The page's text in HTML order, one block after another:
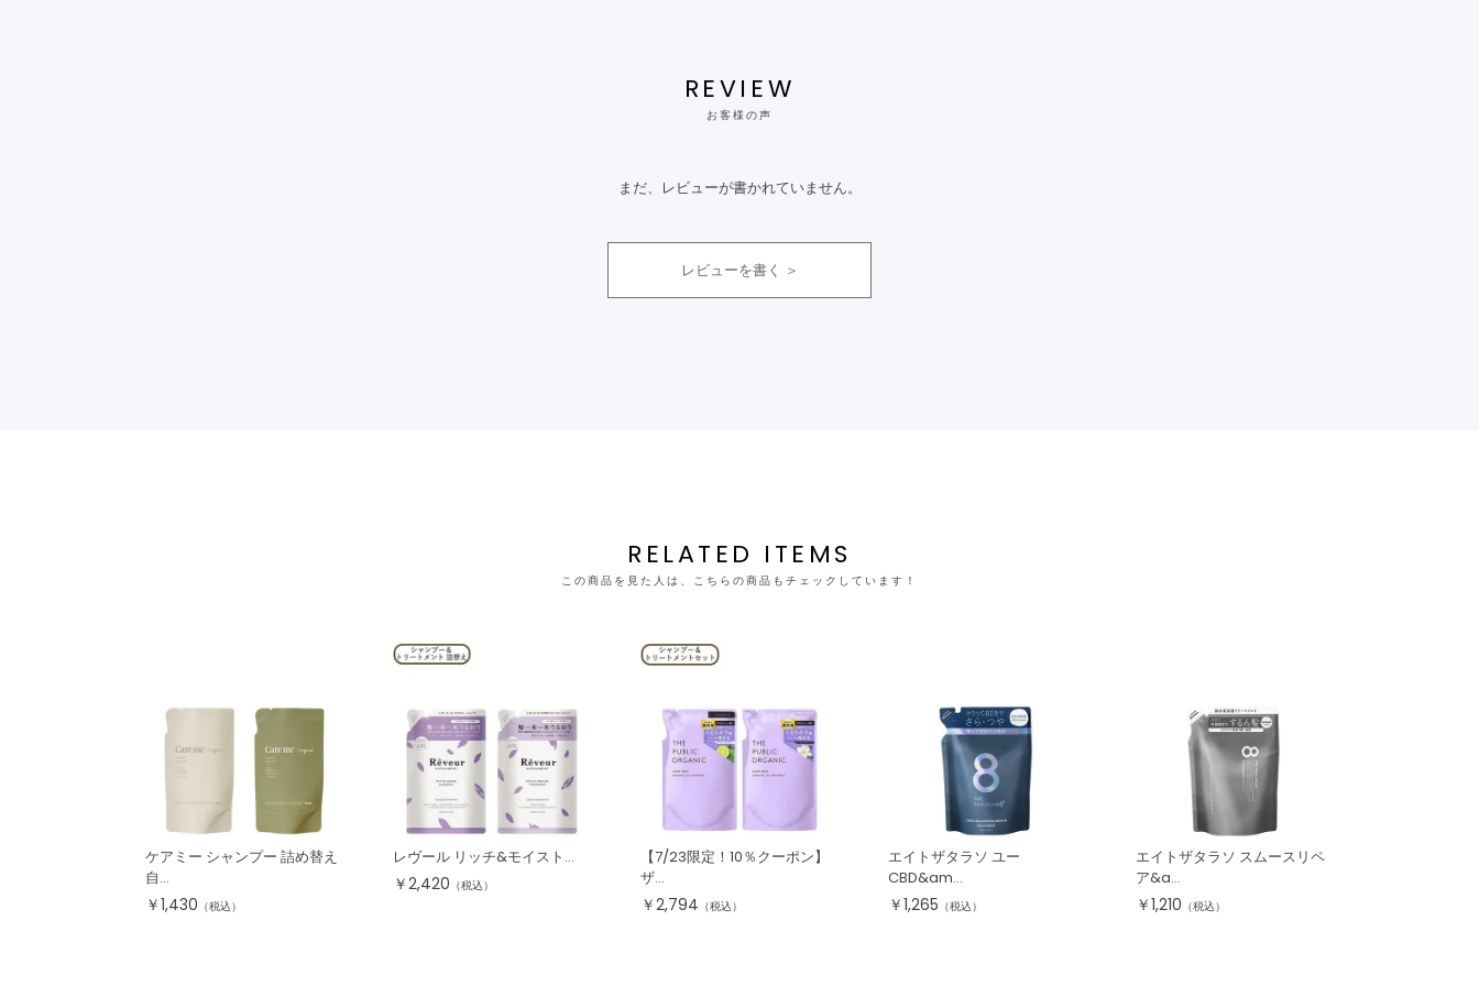
REVIEW
お客様の声
まだ、レビューが書かれていません。
レビューを書く
RELATED ITEMS
この商品を見た人は、こちらの商品もチェックしています！
ケアミー シャンプー 詰め替え
自...
￥1,430 （税込）
レヴール リッチ&モイスト...
￥2,420 （税込）
【7/23限定！10％クーポン】
ザ...
￥2,794 （税込）
エイトザタラソ ユー
CBD&am...
￥1,265 （税込）
エイトザタラソ スムースリペ
ア&a...
￥1,210 （税込）